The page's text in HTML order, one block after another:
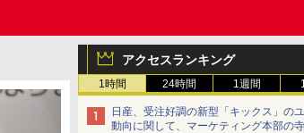
アクセスランキング
1時間 24時間 1週間
日産、受注好調の新型「キックス」の
動向に関して、マーケティング本部の